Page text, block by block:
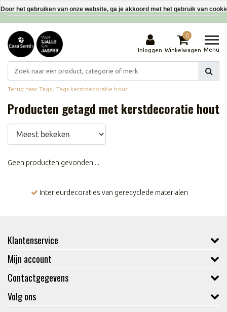
Interieurdecoraties van gerecyclede materialen
Inloggen
0
Winkelwagen Menu
Terug naar Tags | Tags kerstdecoratie hout
Producten getagd met kerstdecoratie hout
Geen producten gevonden!...
Interieurdecoraties van gerecyclede materialen
Klantenservice
Mijn account
Contactgegevens
Volg ons
Door het gebruiken van onze website, ga je akkoord met het gebruik van